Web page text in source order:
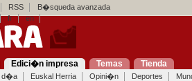
RSS
B�squeda avanzada
fr en
Edici�n impresa Temas Tienda
d�a Euskal Herria Opini�n Deportes